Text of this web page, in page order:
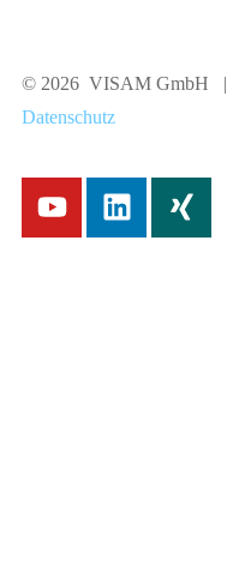
© 2026 VISAM GmbH |
Datenschutz